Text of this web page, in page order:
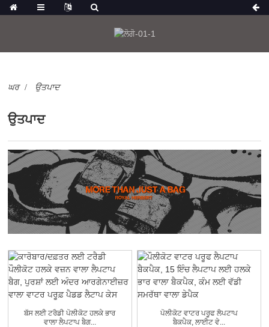
ਘਰ ਉਤਪਾਦ
ਉਤਪਾਦ
ਬੱਸ ਲਈ ਟਰੈਡੀ ਪੋਲੀਕੋਟ ਹਲਕੇ ਭਾਰ
ਵਾਲਾ ਲੈਪਟਾਪ ਬੈਗ...
ਪੋਲੀਕੋਟ ਵਾਟਰ ਪਰੂਫ ਲੈਪਟਾਪ
ਬੈਕਪੈਕ, ਲਾਈਟ ਵੇ...